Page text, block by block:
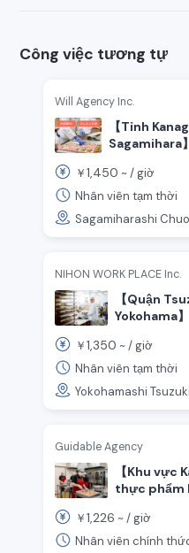
Công việc tương tự
Will Agency Inc.
【Tỉnh
Sagamihara
nước ngoài
cực!
￥1,450 ~ /giờ
Nhân viên tạm thời
Sagamiharashi
NIHON WORK PLACE Inc.
【Quận
Yokohama
bánh su
1350 yên /
￥1,350 ~ /giờ
Nhân viên tạm thời
Yokohamashi
Guidable Agency
【Khu vực
thực phẩm
Tuyển
chế biến
￥1,226 ~ /giờ
Nhân viên chính